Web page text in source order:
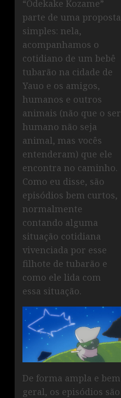
“Odekake Kozame”
parte de uma proposta
simples: nela,
acompanhamos o
cotidiano de um bebê
tubarão na cidade de
Yauo e os amigos,
humanos e outros
animais (não que o ser
humano não seja
animal, mas vocês
entenderam) que ele
encontra no caminho.
Como eu disse, são
episódios bem curtos,
normalmente
contando alguma
situação cotidiana
vivenciada por esse
filhote de tubarão e
como ele lida com
essa situação.
De forma ampla e bem
geral, os episódios são